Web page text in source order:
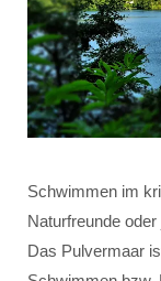
Schwimmen im
Naturfreunde
Das Pulvermaar